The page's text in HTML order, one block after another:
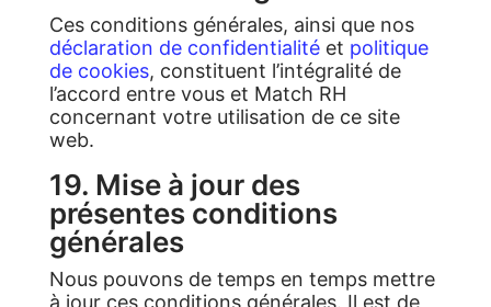
Ces conditions générales, ainsi que nos
déclaration de confidentialitéet politique
de cookies, constituent l’intégralité de
l’accord entre vous et Match RH
concernant votre utilisation de ce site
web.
19. Mise à jour des
présentes conditions
générales
Nous pouvons de temps en temps mettre
à jour ces conditions générales. Il est de